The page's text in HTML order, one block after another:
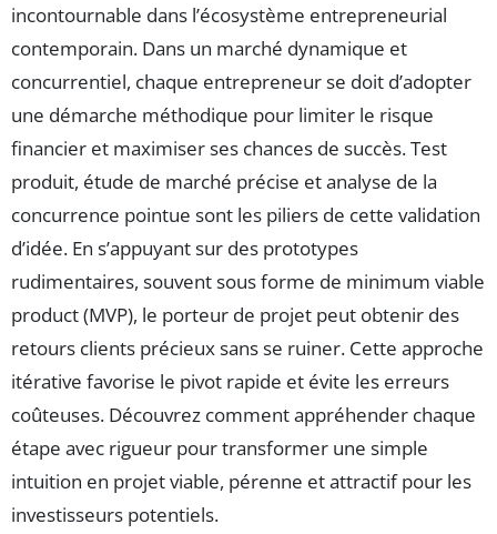
incontournable dans l’écosystème entrepreneurial
contemporain. Dans un marché dynamique et
concurrentiel, chaque entrepreneur se doit d’adopter
une démarche méthodique pour limiter le risque
financier et maximiser ses chances de succès. Test
produit, étude de marché précise et analyse de la
concurrence pointue sont les piliers de cette validation
d’idée. En s’appuyant sur des prototypes
rudimentaires, souvent sous forme de minimum viable
product (MVP), le porteur de projet peut obtenir des
retours clients précieux sans se ruiner. Cette approche
itérative favorise le pivot rapide et évite les erreurs
coûteuses. Découvrez comment appréhender chaque
étape avec rigueur pour transformer une simple
intuition en projet viable, pérenne et attractif pour les
investisseurs potentiels.